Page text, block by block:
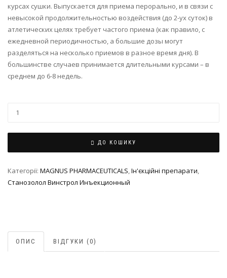
курсах сушки. Выпускается для приема перорально, и в связи с
невысокой продолжительностью воздействия (до 2-ух суток) в
атлетических целях требует частого приема (как правило, с
ежедневной периодичностью, а большие дозы могут
разделяться на несколько приемов в разное время дня). В
большинстве случаев принимается длительными курсами – в
среднем до 6-8 недель.
ДО КОШИКУ
Категорії: MAGNUS PHARMACEUTICALS,Ін'єкційні препарати,
Станозолол Винстрол Инъекционный
ОПИС ВІДГУКИ (0)